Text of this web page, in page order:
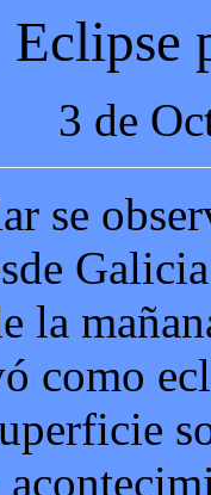
Eclipse
3 de
se
la
como